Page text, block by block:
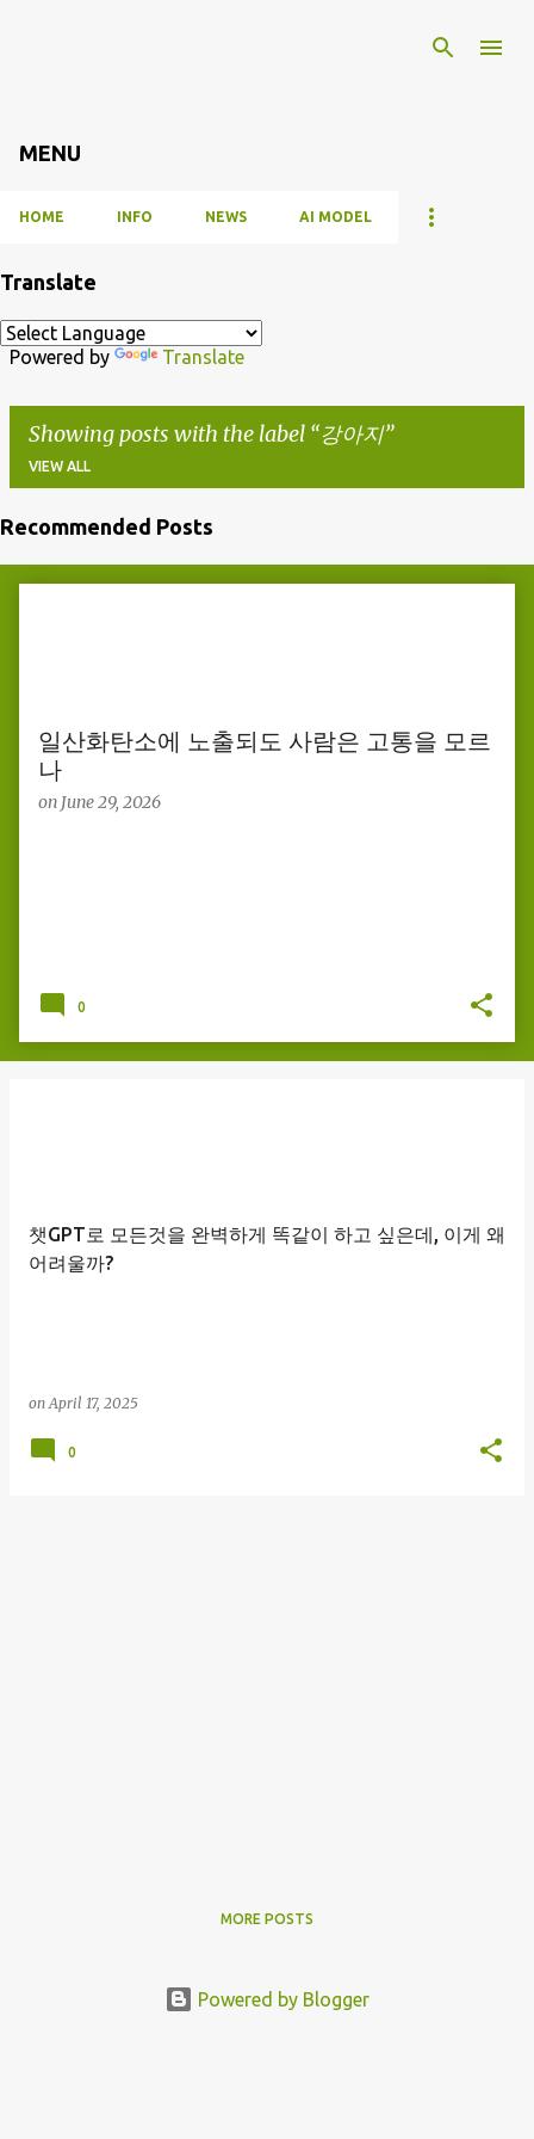
MENU
HOME INFO NEWS AI MODEL
Translate
Powered by Translate
Showing posts with the label 강아지
VIEW ALL
Recommended Posts
일산화탄소에 노출되도 사람은 고통을 모르
나
on June 29, 2026
0
챗GPT로 모든것을 완벽하게 똑같이 하고 싶은데, 이게 왜
어려울까?
onApril 17, 2025
0
MORE POSTS
Powered by Blogger